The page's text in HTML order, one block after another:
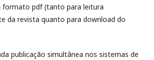
pdf (tanto para leitura
da revista quanto para download do
publicação simultânea nos sistemas de